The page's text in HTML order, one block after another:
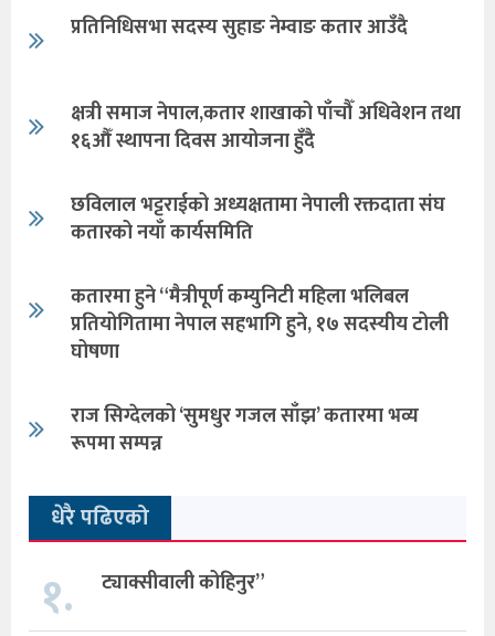
प्रतिनिधिसभा सदस्य सुहाङ नेम्वाङ कतार आउँदै
क्षत्री समाज नेपाल,कतार शाखाको पाँचौँ अधिवेशन तथा
१६औँ स्थापना दिवस आयोजना हुँदै
छविलाल भट्टराईको अध्यक्षतामा नेपाली रक्तदाता संघ
कतारको नयाँ कार्यसमिति
कतारमा हुने “मैत्रीपूर्ण कम्युनिटी महिला भलिबल
प्रतियोगितामा नेपाल सहभागि हुने, १७ सदस्यीय टोली
घोषणा
राज सिग्देलको ‘सुमधुर गजल साँझ’ कतारमा भव्य
रूपमा सम्पन्न
धेरै पढिएको
१. ट्याक्सीवाली कोहिनुर”